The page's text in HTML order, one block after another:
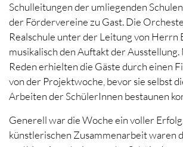
Schulleitungen der umliegenden
der Fördervereine zu Gast. Die
Realschule unter der Leitung von
musikalisch den Auftakt der Ausstellung.
Reden erhielten die Gäste durch einen
von der Projektwoche, bevor sie selbst
Arbeiten der SchülerInnen bestaunen
Generell war die Woche ein voller
künstlerischen Zusammenarbeit waren